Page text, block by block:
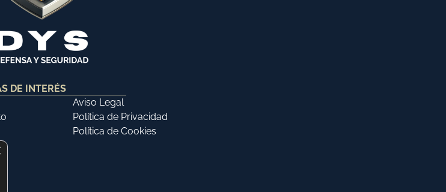
DE INTERÉS
Aviso Legal
Política de Privacidad
Política de Cookies
el banner de cookies RGPD